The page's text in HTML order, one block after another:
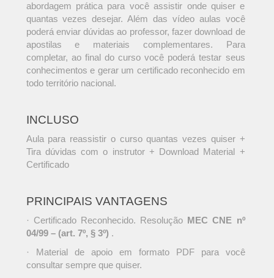
abordagem prática para você assistir onde quiser e
quantas vezes desejar. Além das vídeo aulas você
poderá enviar dúvidas ao professor, fazer download de
apostilas e materiais complementares. Para
completar, ao final do curso você poderá testar seus
conhecimentos e gerar um certificado reconhecido em
todo território nacional.
INCLUSO
Aula para reassistir o curso quantas vezes quiser +
Tira dúvidas com o instrutor + Download Material +
Certificado
PRINCIPAIS VANTAGENS
· Certificado Reconhecido. Resolução MEC CNE nº
04/99 – (art. 7º, § 3º) .
· Material de apoio em formato PDF para você
consultar sempre que quiser.